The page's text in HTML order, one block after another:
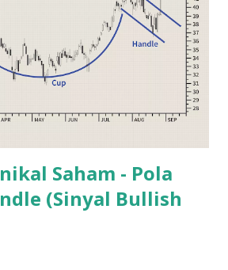
dividen BUMN wajib disetorkan ke
(BPI) yaitu Danantara . Tugas
kembali dividen
profit bagi negara. Hal ini
yang baik. Namun investor banyak
Saham - Pola
(Sinyal Bullish